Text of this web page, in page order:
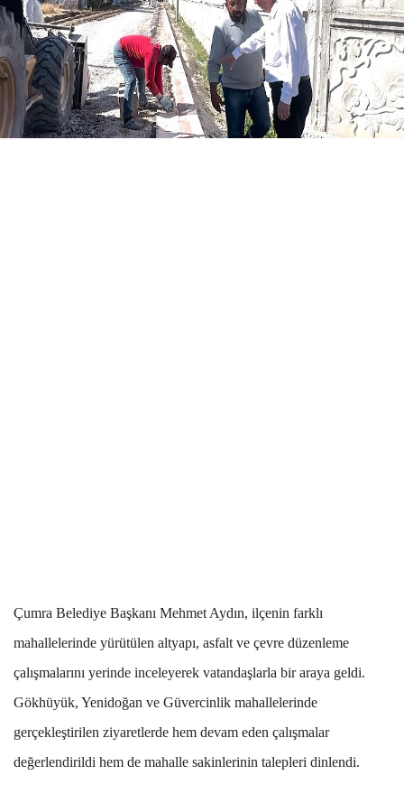
Çumra Belediye Başkanı Mehmet Aydın, ilçenin farklı
mahallelerinde yürütülen altyapı, asfalt ve çevre düzenleme
çalışmalarını yerinde inceleyerek vatandaşlarla bir araya geldi.
Gökhüyük, Yenidoğan ve Güvercinlik mahallelerinde
gerçekleştirilen ziyaretlerde hem devam eden çalışmalar
değerlendirildi hem de mahalle sakinlerinin talepleri dinlendi.